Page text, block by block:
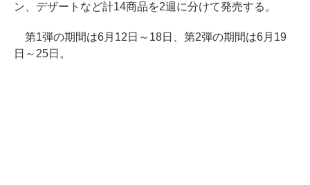
ン、デザートなど計14商品を2週に分けて発売する。
第1弾の期間は6月12日～18日、第2弾の期間は6月19
日～25日。